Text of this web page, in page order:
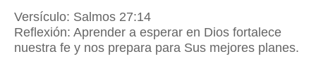
Versículo: Salmos 27:14
Reflexión: Aprender a esperar en Dios fortalece
nuestra fe y nos prepara para Sus mejores planes.